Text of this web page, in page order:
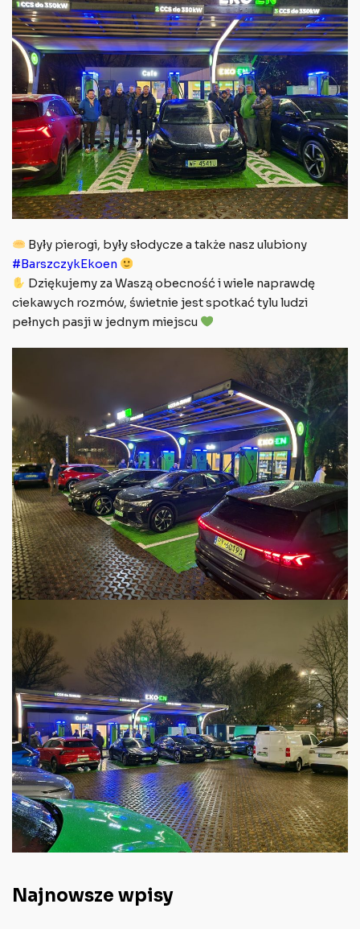
Były pierogi, były słodycze a także nasz ulubiony
#BarszczykEkoen
Dziękujemy za Waszą obecność i wiele naprawdę
ciekawych rozmów, świetnie jest spotkać tylu ludzi
pełnych pasji w jednym miejscu
Najnowsze wpisy